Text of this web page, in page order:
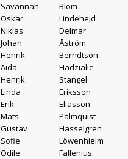
Savannah Blom
Oskar Lindehejd
Niklas Delmar
Johan Åström
Henrik Berndtson
Aida Hadzialic
Henrik Stangel
Linda Eriksson
Erik Eliasson
Mats Palmquist
Gustav Hasselgren
Sofie Löwenhielm
Odile Fallenius